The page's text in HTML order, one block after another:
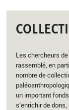
Les chercheurs
rassemblé, en
nombre de
un important
s’enrichir de dons,